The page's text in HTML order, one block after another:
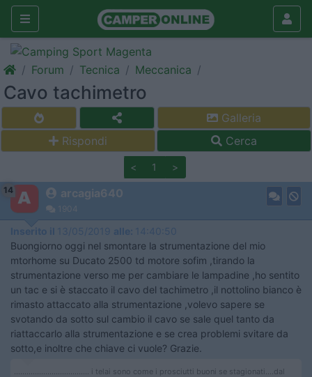
Forum Tecnica Meccanica
Cavo tachimetro
Galleria
Rispondi
Cerca
< 1 >
14 arcagia640
1904
Inserito il 13/05/2019 alle: 14:40:50
Buongiorno oggi nel smontare la strumentazione del mio
mtorhome su Ducato 2500 td motore sofim ,tirando la
strumentazione verso me per cambiare le lampadine ,ho sentito
un tac e si è staccato il cavo del tachimetro ,il nottolino bianco è
rimasto attaccato alla strumentazione ,volevo sapere se
svotando da sotto sul cambio il cavo se sale quel tanto da
riattaccarlo alla strumentazione e se crea problemi svitare da
sotto,e inoltre che chiave ci vuole? Grazie.
.................................... i telai sono come i prosciutti buoni se stagionati....dal